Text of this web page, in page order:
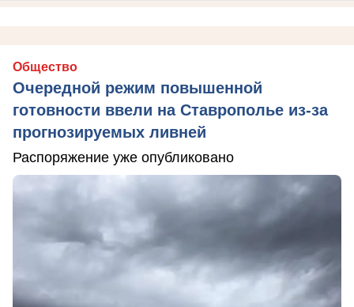
Общество
Очередной режим повышенной
готовности ввели на Ставрополье из-за
прогнозируемых ливней
Распоряжение уже опубликовано